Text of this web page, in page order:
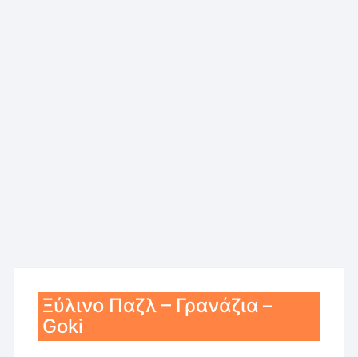
Ξύλινο Παζλ – Γρανάζια –
Goki